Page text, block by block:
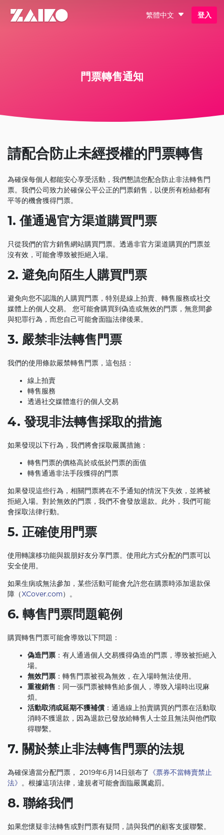
繁體中文 登入
門票轉售通知
請配合防止未經授權的門票轉售
為確保每個人都能安心享受活動，我們懇請您配合防止非法轉售門
票。我們公司致力於確保公平公正的門票銷售，以便所有粉絲都有
平等的機會獲得門票。
1. 僅通過官方渠道購買門票
只從我們的官方銷售網站購買門票。透過非官方渠道購買的門票並
沒有效，可能會導致被拒絕入場。
2. 避免向陌生人購買門票
避免向您不認識的人購買門票，特別是線上拍賣、轉售服務或社交
媒體上的個人交易。 您可能會購買到偽造或無效的門票，無意間參
與犯罪行為，而您自己可能會面臨法律後果。
3. 嚴禁非法轉售門票
我們的使用條款嚴禁轉售門票，這包括：
線上拍賣
轉售服務
透過社交媒體進行的個人交易
4. 發現非法轉售採取的措施
如果發現以下行為，我們將會採取嚴厲措施：
轉售門票的價格高於或低於門票的面值
轉售通過非法手段獲得的門票
如果發現這些行為，相關門票將在不予通知的情況下失效，並將被
拒絕入場。對於無效的門票，我們不會發放退款。此外，我們可能
會採取法律行動。
5. 正確使用門票
使用轉讓移功能與親朋好友分享門票。使用此方式分配的門票可以
安全使用。
如果生病或無法參加，某些活動可能會允許您在購票時添加退款保
障（XCover.com）。
6. 轉售門票問題範例
購買轉售門票可能會導致以下問題：
偽造門票 ：有人通過個人交易獲得偽造的門票，導致被拒絕入
場。
無效門票 ：轉售門票被視為無效，在入場時無法使用。
重複銷售 ：同一張門票被轉售給多個人，導致入場時出現麻
煩。
活動取消或延期不獲補償 ：通過線上拍賣購買的門票在活動取
消時不獲退款，因為退款已發放給轉售人士並且無法與他們取
得聯繫。
7. 關於禁止非法轉售門票的法規
為確保適當分配門票， 2019年6月14日頒布了
《票券不當轉賣禁止
法》
。根據這項法律，違規者可能會面臨嚴厲處罰。
8. 聯絡我們
如果您懷疑非法轉售或對門票有疑問，請與我們的顧客支援聯繫。